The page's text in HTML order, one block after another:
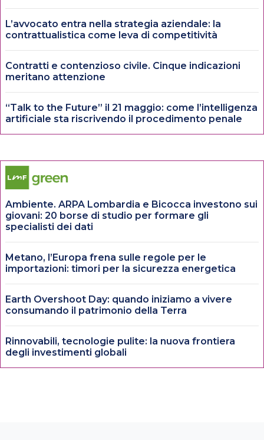
L’avvocato entra nella strategia aziendale: la
contrattualistica come leva di competitività
Contratti e contenzioso civile. Cinque indicazioni
meritano attenzione
“Talk to the Future” il 21 maggio: come l’intelligenza
artificiale sta riscrivendo il procedimento penale
Ambiente. ARPA Lombardia e Bicocca investono sui
giovani: 20 borse di studio per formare gli
specialisti dei dati
Metano, l’Europa frena sulle regole per le
importazioni: timori per la sicurezza energetica
Earth Overshoot Day: quando iniziamo a vivere
consumando il patrimonio della Terra
Rinnovabili, tecnologie pulite: la nuova frontiera
degli investimenti globali